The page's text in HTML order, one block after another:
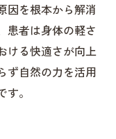
因を根本から解消
患者は身体の軽さ
ける快適さが向上
ず自然の力を活用
。